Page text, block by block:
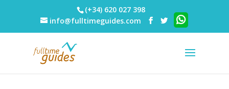
(+34) 620 027 398
info@fulltimeguides.com